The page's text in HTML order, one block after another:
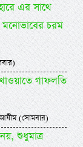
এর সাথে
মনোভাবের চরম
গাফলতি
(সোমবার)
শুধুমাত্র